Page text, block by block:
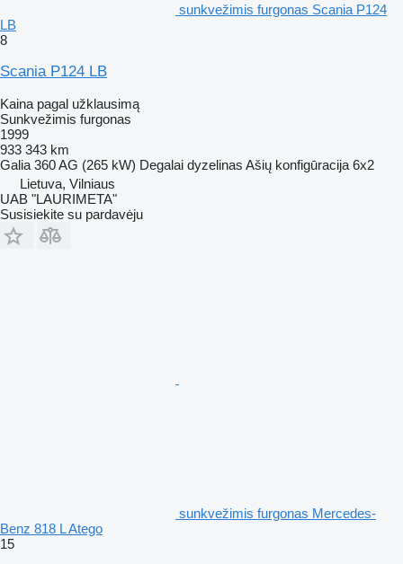
sunkvežimis furgonas Scania P124
LB
8
Scania P124 LB
Kaina pagal užklausimą
Sunkvežimis furgonas
1999
933 343 km
Galia 360 AG (265 kW) Degalai dyzelinas Ašių konfigūracija 6x2
Lietuva, Vilniaus
UAB "LAURIMETA"
Susisiekite su pardavėju
sunkvežimis furgonas Mercedes-
Benz 818 L Atego
15